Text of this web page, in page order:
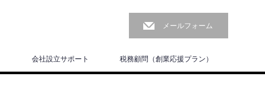
メールフォーム
会社設立サポート 税務顧問（創業応援プラン）